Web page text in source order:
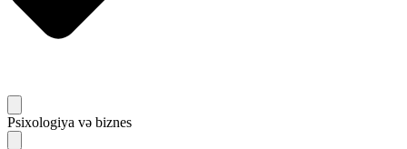
Psixologiya və biznes